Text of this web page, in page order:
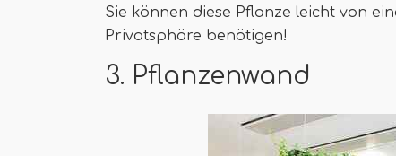
Sie können diese Pflanze leicht von
Privatsphäre benötigen!
3. Pflanzenwand